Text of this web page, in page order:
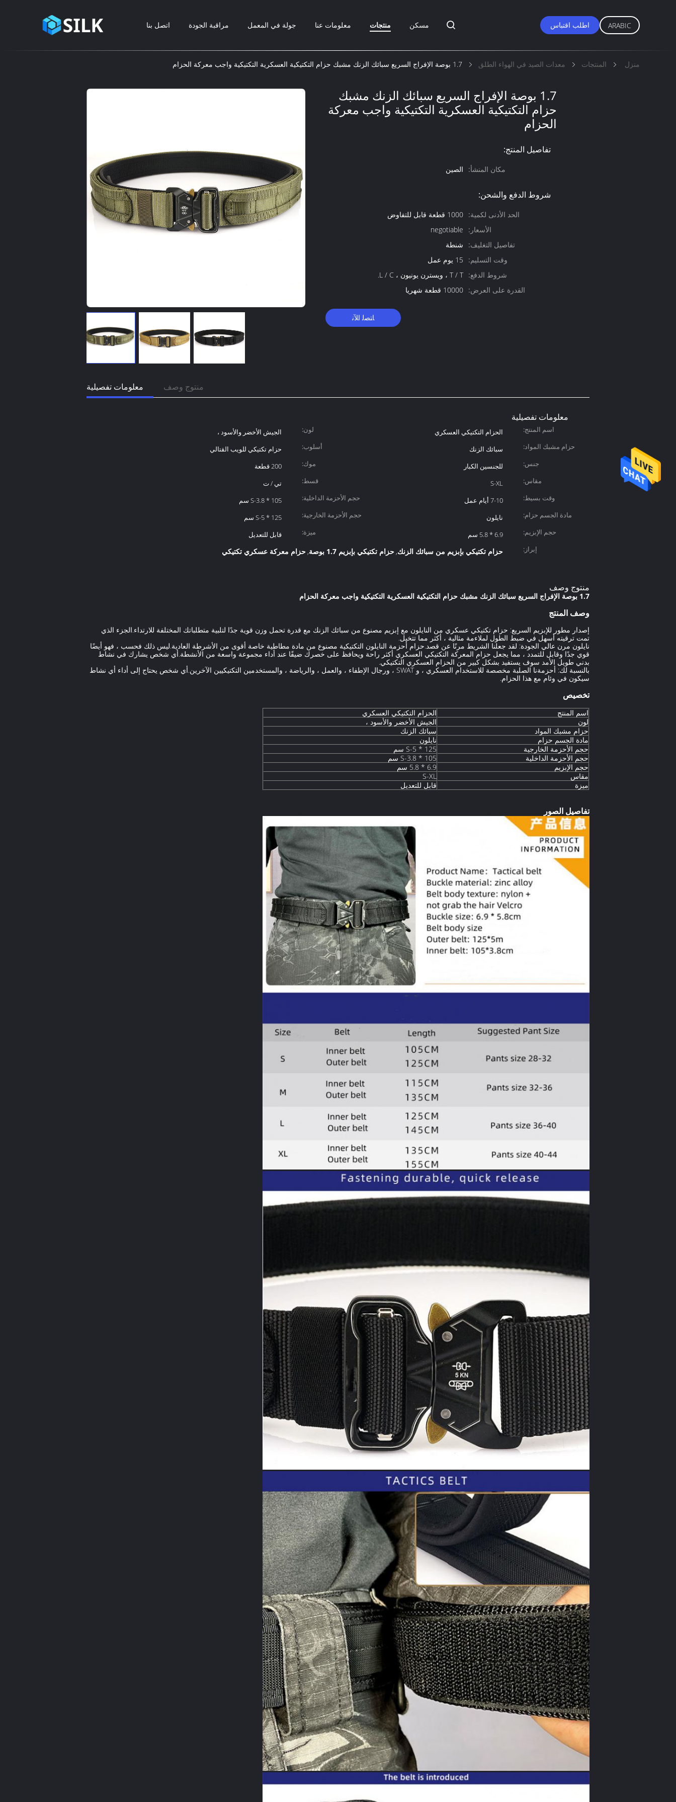
مسكن منتجات معلومات عنا جولة في المعمل مراقبة الجودة اتصل بنا اطلب اقتباس ARABIC
منزل المنتجات معدات الصيد في الهواء الطلق 1.7 بوصة الإفراج السريع سبائك الزنك مشبك حزام التكتيكية العسكرية التكتيكية واجب معركة الحزام
1.7 بوصة الإفراج السريع سبائك الزنك مشبك
حزام التكتيكية العسكرية التكتيكية واجب معركة
الحزام
تفاصيل المنتج:
مكان المنشأ: الصين
شروط الدفع والشحن:
الحد الأدنى لكمية: 1000 قطعة قابل للتفاوض
الأسعار:
negotiable
تفاصيل التغليف:
شنطة
وقت التسليم:
15 يوم عمل
شروط الدفع: T / T ، ويسترن يونيون ، L / C.
القدرة على العرض: 10000 قطعة شهريا
ﺎﺘﺼﻟ ﺍﻶﻧ
معلومات تفصيلية منتوج وصف
معلومات تفصيلية
اسم المنتج: الحزام التكتيكي العسكري لون:
الجيش الأخضر والأسود ،
حزام مشبك المواد:
سبائك الزنك أسلوب:
حزام تكتيكي للويب القتالي
جنس:
للجنسين الكبار موك:
200 قطعة
مقاس:
S-XL قسط:
تي / ت
وقت بسيط:
7-10 أيام عمل حجم الأحزمة الداخلية:
S-3.8 * 105 سم
مادة الجسم حزام:
نايلون حجم الأحزمة الخارجية:
S-5 * 125 سم
حجم الإبزيم:
6.9 * 5.8 سم ميزة:
قابل للتعديل
إبراز:
حزام تكتيكي بإبزيم من سبائك الزنك, حزام تكتيكي بإبزيم 1.7 بوصة , حزام معركة عسكري تكتيكي
منتوج وصف
1.7 بوصة الإفراج السريع سبائك الزنك مشبك حزام التكتيكية العسكرية التكتيكية واجب معركة الحزام
وصف المنتج
إصدار مطور للإبزيم السريع: حزام تكتيكي عسكري من النايلون مع إبزيم مصنوع من سبائك الزنك مع قدرة تحمل وزن قوية جدًا لتلبية متطلباتك المختلفة للارتداء.الجزء الذي
تمت ترقيته أسهل في ضبط الطول لملاءمة مثالية ، أكثر مما تتخيل.
نايلون مرن عالي الجودة: لقد جعلنا الشريط مرنًا عن قصد.حزام أحزمة النايلون التكتيكية مصنوع من مادة مطاطية خاصة أقوى من الأشرطة العادية.ليس ذلك فحسب ، فهو أيضًا
قوي جدًا وقابل للتمدد ، مما يجعل حزام المعركة التكتيكي العسكري أكثر راحة ويحافظ على خصرك ضيقًا عند أداء مجموعة واسعة من الأنشطة.أي شخص يشارك في نشاط
بدني طويل الأمد سوف يستفيد بشكل كبير من الحزام العسكري التكتيكي.
بالنسبة لك: أحزمةنا الصلبة مخصصة للاستخدام العسكري ، و SWAT ، ورجال الإطفاء ، والعمل ، والرياضة ، والمستخدمين التكتيكيين الآخرين.أي شخص يحتاج إلى أداء أي نشاط
سيكون في وئام مع هذا الحزام.
تخصيص
اسم المنتج
الحزام التكتيكي العسكري
لون
الجيش الأخضر والأسود ،
حزام مشبك المواد
سبائك الزنك
مادة الجسم حزام
نايلون
حجم الأحزمة الخارجية
S-5 * 125 سم
حجم الأحزمة الداخلية
S-3.8 * 105 سم
حجم الإبزيم
6.9 * 5.8 سم
مقاس
S-XL
ميزة
قابل للتعديل
تفاصيل الصور